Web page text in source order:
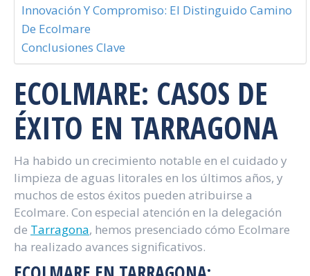
Innovación Y Compromiso: El Distinguido Camino
De Ecolmare
Conclusiones Clave
ECOLMARE: CASOS DE
ÉXITO EN TARRAGONA
Ha habido un crecimiento notable en el cuidado y
limpieza de aguas litorales en los últimos años, y
muchos de estos éxitos pueden atribuirse a
Ecolmare. Con especial atención en la delegación
de Tarragona, hemos presenciado cómo Ecolmare
ha realizado avances significativos.